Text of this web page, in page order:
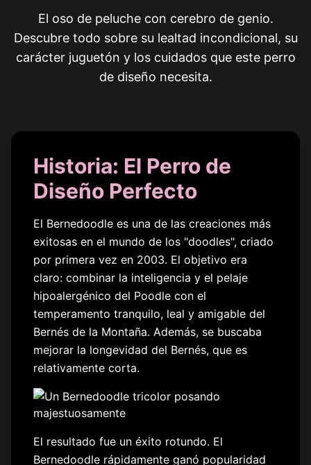
El oso de peluche con cerebro de genio.
Descubre todo sobre su lealtad incondicional, su
carácter juguetón y los cuidados que este perro
de diseño necesita.
Historia: El Perro de
Diseño Perfecto
El Bernedoodle es una de las creaciones más
exitosas en el mundo de los "doodles", criado
por primera vez en 2003. El objetivo era
claro: combinar la inteligencia y el pelaje
hipoalergénico del Poodle con el
temperamento tranquilo, leal y amigable del
Bernés de la Montaña. Además, se buscaba
mejorar la longevidad del Bernés, que es
relativamente corta.
El resultado fue un éxito rotundo. El
Bernedoodle rápidamente ganó popularidad